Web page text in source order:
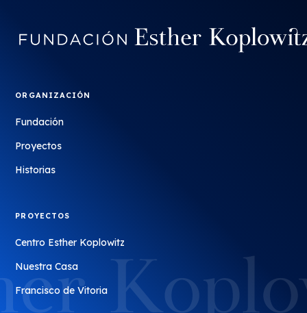
ORGANIZACIÓN
Fundación
Proyectos
Historias
PROYECTOS
Centro Esther Koplowitz
Nuestra Casa
Francisco de Vitoria